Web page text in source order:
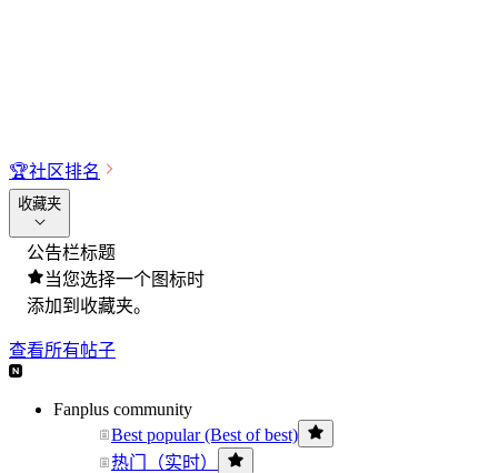
🏆社区排名
收藏夹
公告栏标题
当您选择一个图标时
添加到收藏夹。
查看所有帖子
Fanplus community
Best popular (Best of best)
热门（实时）